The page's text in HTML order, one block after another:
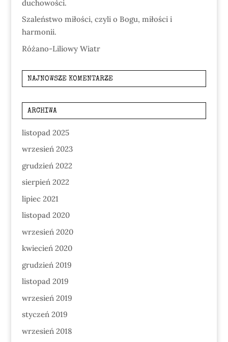
duchowości.
Szaleństwo miłości, czyli o Bogu, miłości i
harmonii.
Różano-Liliowy Wiatr
NAJNOWSZE KOMENTARZE
ARCHIWA
listopad 2025
wrzesień 2023
grudzień 2022
sierpień 2022
lipiec 2021
listopad 2020
wrzesień 2020
kwiecień 2020
grudzień 2019
listopad 2019
wrzesień 2019
styczeń 2019
wrzesień 2018